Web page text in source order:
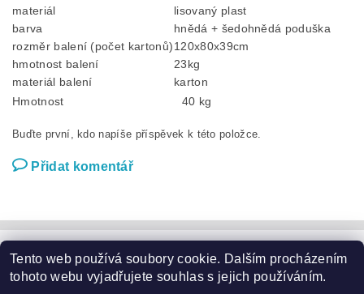
materiál
lisovaný plast
barva
hnědá + šedohnědá poduška
rozměr balení (počet kartonů)120x80x39cm
hmotnost balení
23kg
materiál balení
karton
Hmotnost
40 kg
Buďte první, kdo napíše příspěvek k této položce.
Přidat komentář
Zahradní nábytek | Zahradní křesla | Zahradní stoly |
Zahradní sedací soupravy | Zahradní houpačky | Zahradní lehátka
| Slunečníky a podstavce Květináče | Domácí potřeby | Značky
Tento web používá soubory cookie. Dalším procházením
tohoto webu vyjadřujete souhlas s jejich používáním.